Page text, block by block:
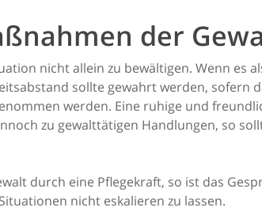
der
nicht allein zu bewältigen. Wenn es
sollte gewahrt werden, sofern
werden. Eine ruhige und
zu gewalttätigen Handlungen, so
durch eine Pflegekraft, so ist das
nicht eskalieren zu lassen.